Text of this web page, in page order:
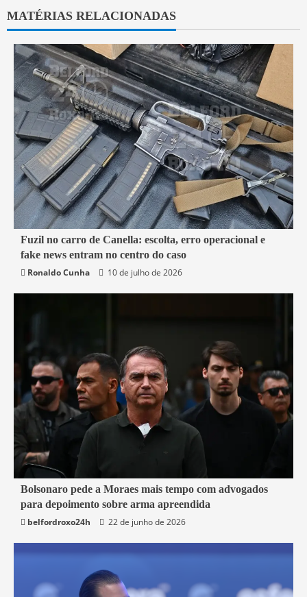
MATÉRIAS RELACIONADAS
7 min read
Belford Roxo
Brasil Política Segurança
Fuzil no carro de Canella: escolta, erro operacional e
fake news entram no centro do caso
Ronaldo Cunha
10 de julho de 2026
3 min read
Brasil
Bolsonaro pede a Moraes mais tempo com advogados
para depoimento sobre arma apreendida
belfordroxo24h
22 de junho de 2026